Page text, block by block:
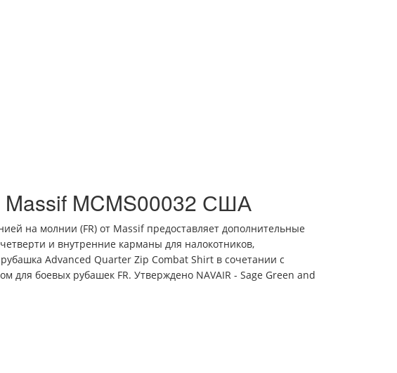
Massif MCMS00032 США
на молнии (FR) от Massif предоставляет дополнительные
и внутренние карманы для налокотников,
Advanced Quarter Zip Combat Shirt в сочетании с
для боевых рубашек FR. Утверждено NAVAIR - Sage Green and